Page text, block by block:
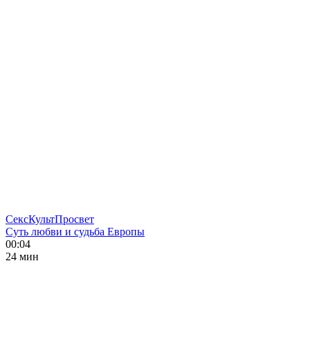
СексКультПросвет
Суть любви и судьба Европы
00:04
24 мин